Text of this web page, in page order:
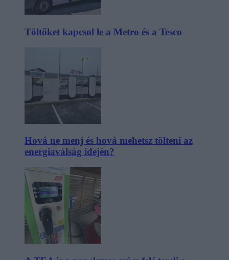
Töltőket kapcsol le a Metro és a Tesco
Hová ne menj és hová mehetsz tölteni az
energiaválság idején?